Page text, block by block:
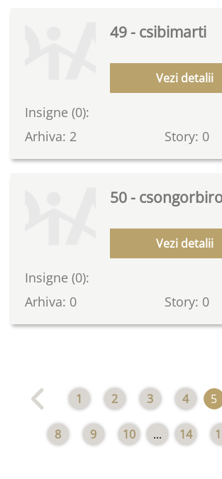
49 - csibimarti
Vezi detalii
Insigne (0):
Arhiva: 2
Story: 0
50 -
Vezi detalii
Insigne (0):
Arhiva: 0
Story: 0
1 2 3 4 5
8 9 10 ... 14